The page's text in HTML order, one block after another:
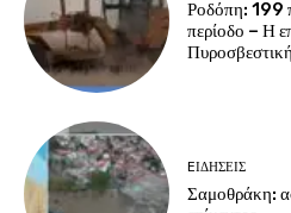
Ροδόπη: 199
περίοδο – Η
EΙΔΗΣΕΙΣ
Σαμοθράκη: